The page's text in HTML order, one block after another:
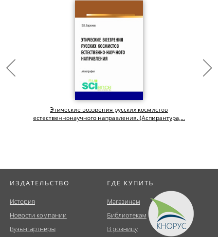
Этические воззрения русских космистов
естественнонаучного направления. (Аспирантура,...
ИЗДАТЕЛЬСТВО
История
Новости компании
Вузы-партнеры
ГДЕ КУПИТЬ
Магазинам
Библиотекам
В розницу